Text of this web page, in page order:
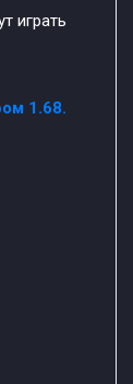
играть
1.68.